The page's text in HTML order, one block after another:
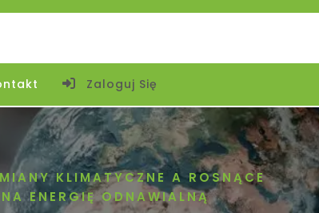
Zaloguj Się
KLIMATYCZNE A ROSNĄCE
ENERGIĘ ODNAWIALNĄ